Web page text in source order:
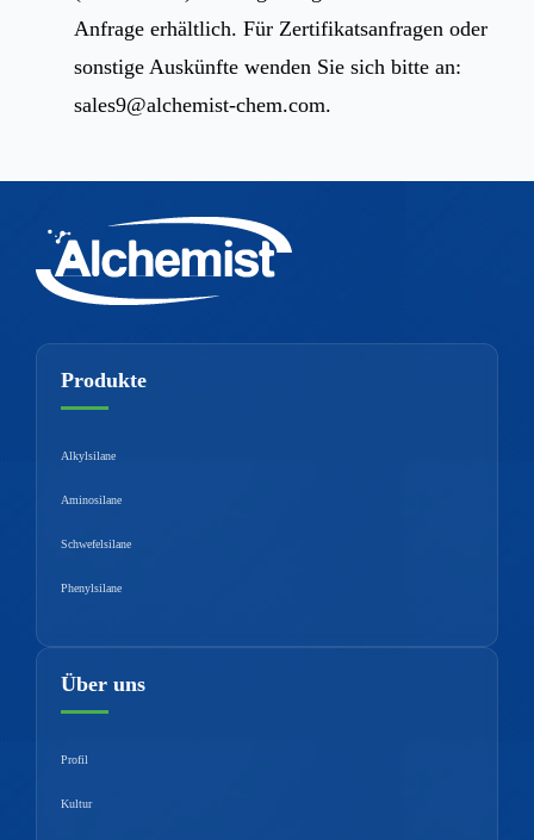
Anfrage erhältlich. Für Zertifikatsanfragen oder
sonstige Auskünfte wenden Sie sich bitte an:
sales9@alchemist-chem.com.
Produkte
Alkylsilane
Aminosilane
Schwefelsilane
Phenylsilane
Über uns
Profil
Kultur